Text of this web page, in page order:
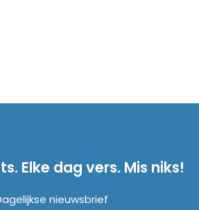
Elke dag vers. Mis niks!
nieuwsbrief